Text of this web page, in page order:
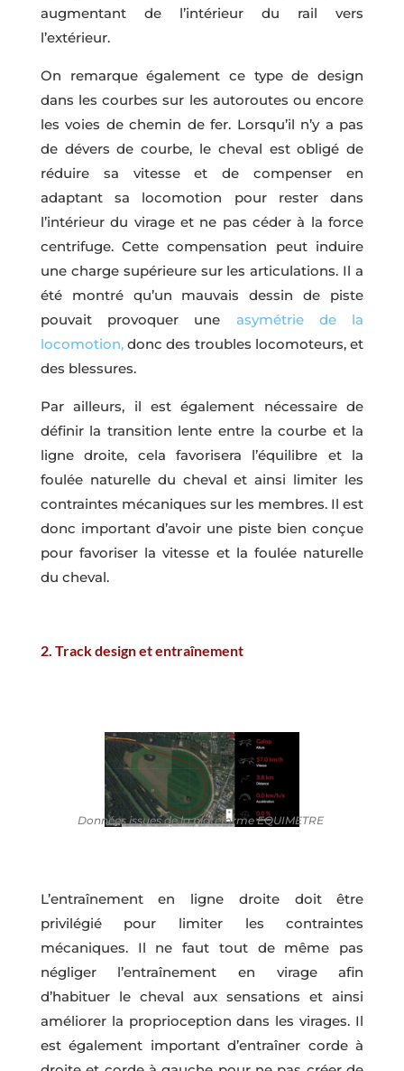
augmentant de l’intérieur du rail vers
l’extérieur.
On remarque également ce type de design
dans les courbes sur les autoroutes ou encore
les voies de chemin de fer. Lorsqu’il n’y a pas
de dévers de courbe, le cheval est obligé de
réduire sa vitesse et de compenser en
adaptant sa locomotion pour rester dans
l’intérieur du virage et ne pas céder à la force
centrifuge. Cette compensation peut induire
une charge supérieure sur les articulations. Il a
été montré qu’un mauvais dessin de piste
pouvait provoquer une asymétrie de la
locomotion,donc des troubles locomoteurs, et
des blessures.
Par ailleurs, il est également nécessaire de
définir la transition lente entre la courbe et la
ligne droite, cela favorisera l’équilibre et la
foulée naturelle du cheval et ainsi limiter les
contraintes mécaniques sur les membres. Il est
donc important d’avoir une piste bien conçue
pour favoriser la vitesse et la foulée naturelle
du cheval.
2. Track design et entraînement
Données issues de la plateforme EQUIMETRE
L’entraînement en ligne droite doit être
privilégié pour limiter les contraintes
mécaniques. Il ne faut tout de même pas
négliger l’entraînement en virage afin
d’habituer le cheval aux sensations et ainsi
améliorer la proprioception dans les virages. Il
est également important d’entraîner corde à